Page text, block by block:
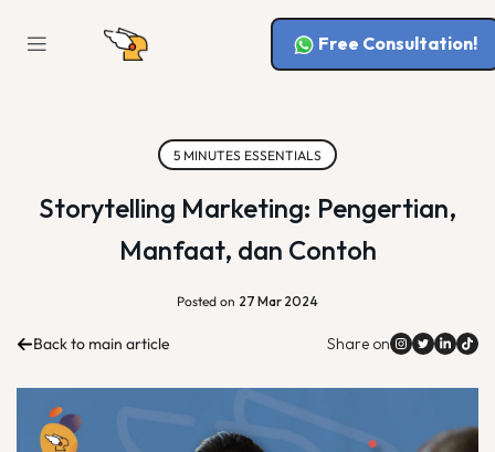
Free Consultation!
5 MINUTES ESSENTIALS
Storytelling Marketing: Pengertian,
Manfaat, dan Contoh
Posted on 27 Mar 2024
Back to main article Share on